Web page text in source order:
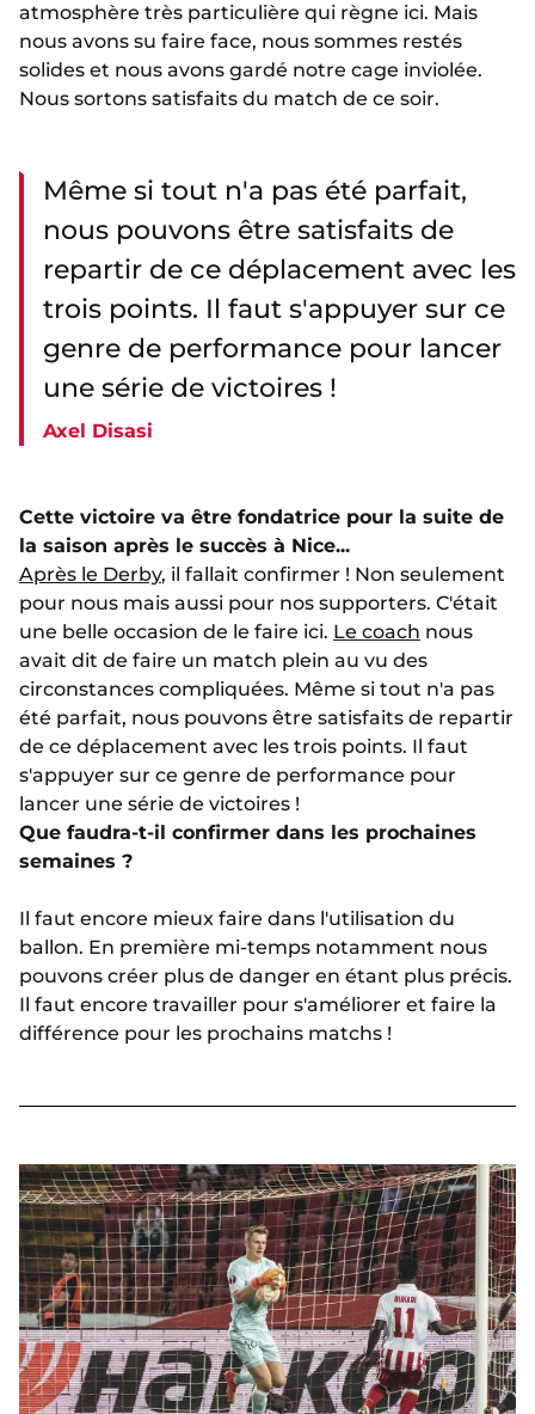
atmosphère très particulière qui règne ici. Mais
nous avons su faire face, nous sommes restés
solides et nous avons gardé notre cage inviolée.
Nous sortons satisfaits du match de ce soir.
Même si tout n'a pas été parfait,
nous pouvons être satisfaits de
repartir de ce déplacement avec les
trois points. Il faut s'appuyer sur ce
genre de performance pour lancer
une série de victoires !
Axel Disasi
Cette victoire va être fondatrice pour la suite de
la saison après le succès à Nice...
Après le Derby, il fallait confirmer ! Non seulement
pour nous mais aussi pour nos supporters. C'était
une belle occasion de le faire ici. Le coach nous
avait dit de faire un match plein au vu des
circonstances compliquées. Même si tout n'a pas
été parfait, nous pouvons être satisfaits de repartir
de ce déplacement avec les trois points. Il faut
s'appuyer sur ce genre de performance pour
lancer une série de victoires !
Que faudra-t-il confirmer dans les prochaines
semaines ?
Il faut encore mieux faire dans l'utilisation du
ballon. En première mi-temps notamment nous
pouvons créer plus de danger en étant plus précis.
Il faut encore travailler pour s'améliorer et faire la
différence pour les prochains matchs !